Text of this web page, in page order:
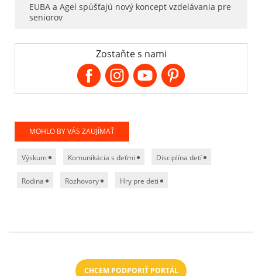
EUBA a Agel spúšťajú nový koncept vzdelávania pre
seniorov
Zostaňte s nami
MOHLO BY VÁS ZAUJÍMAŤ
Výskum Komunikácia s deťmi Disciplína detí
Rodina Rozhovory Hry pre deti
CHCEM PODPORIŤ PORTÁL